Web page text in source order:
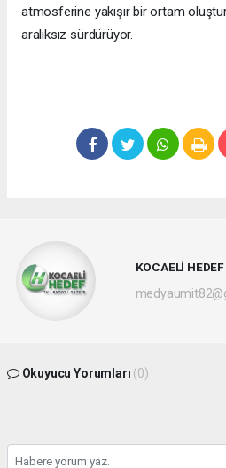
atmosferine yakışır bir ortam
aralıksız sürdürüyor.
KOCAELİ
Okuyucu Yorumları (0)